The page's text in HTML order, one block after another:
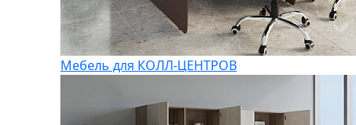
Мебель для КОЛЛ-ЦЕНТРОВ